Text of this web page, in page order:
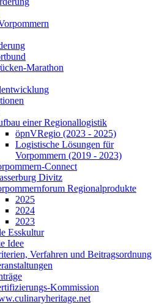
Marathon
einer Regionallogistik
öpnVRegio (2023 - 2025)
Logistische Lösungen­ für
Vorpommern (2019 - 2023)
Connect
Divitz
Regionalprodukte
2025
2024
2023
Esskultur
Idee
Verfahren und Beitragsordnung
Kommission